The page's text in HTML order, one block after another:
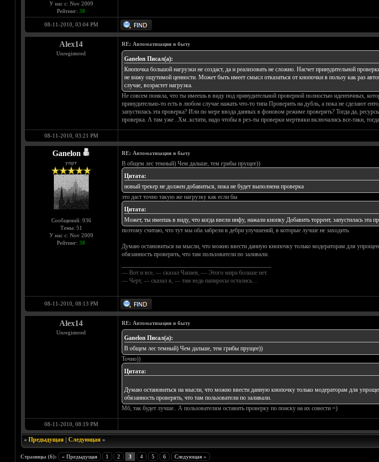
У нас с: Nov 2009
Рейтинг: 38
08-11-2010, 03:04 PM
Alex14
Unregistered
RE: Автоматизация в быту
Ganelon Писал(а):
Кнопочка большой нагрузки не создаст, да и реализовать не сложно. Насчет принудительной
не вижу ощутимой ценности. Может быть имеет смысл отказаться от кнопочки в пользу как раз
случае, возрастет нагрузка.
Не совсем поняла, что ты имеешь в виду под принудительной проверной полностью идентичных,
принудительно-то есть в любом случае нажать что-то типа Проверить на дубль, а пока не сделают
запустилась эта проверка? Или по мере ввода данных в фоновом режиме проверять? Тогда да,
проверка. А там уже ..Хм..кстати, надо чтобы в рез-ты проверки мертвяки включались все-таки,
08-11-2010, 03:21 PM
Ganelon
упрт
Сообщений: 936
Темы: 51
У нас с: Nov 2009
Рейтинг: 38
RE: Автоматизация в быту
В общем лес темный) Чем дальше, тем грибы прущее))
Цитата:
новый трекер не должен добавиться, пока не будет выполнена проверка
это даст точно такую же нагрузку как если бы
Цитата:
Может, ты имеешь в виду, что когда ввели инфу, нажали кнопку Добавить торрент, запустилась эта
поэтому считаю, что тут мы оба забрели в дебри улучшений, в которые лучше не заходить.
Думаю остановиться на мысли, что можно ввести данную кнопочку только модераторам для
обязанность проверять, что там пользователи по заливали.
— Вот и все, — сказал Чапаев, — Этого мира больше нет.
— Черт, — сказал я, — там ведь папиросы остались…
08-11-2010, 08:13 PM
Alex14
Unregistered
RE: Автоматизация в быту
Ganelon Писал(а):
В общем лес темный) Чем дальше, тем грибы прущее))
Точно))
Цитата:
Думаю остановиться на мысли, что можно ввести данную кнопочку только модераторам для
обязанность проверять, что там пользователи по заливали.
Мб, так будет лучше.. А пользователям оставить проверку по поиску на их совести =)
08-11-2010, 08:19 PM
« Предыдущая| Следующая»
Страницы (6): « Предыдущая 1 2 3 4 5 6 Следующая »